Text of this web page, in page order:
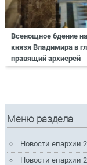
Всенощное бдение
князя Владимира в
правящий архиерей
Меню раздела
Новости епархии
Новости епархии